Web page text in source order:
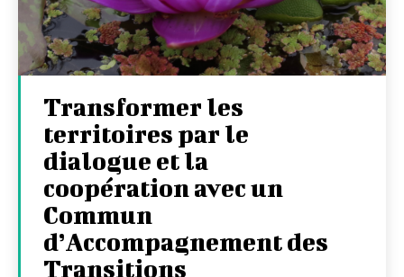
Transformer les
territoires par le
dialogue et la
coopération avec un
Commun
d’Accompagnement des
Transitions